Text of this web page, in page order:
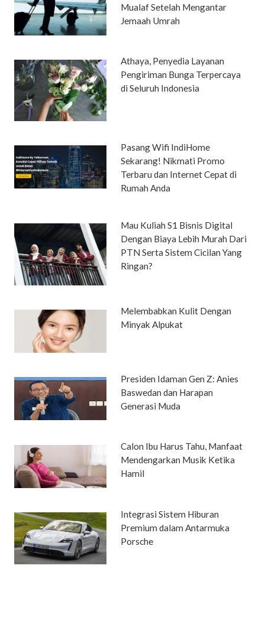
Mualaf Setelah Mengantar
Jemaah Umrah
Athaya, Penyedia Layanan
Pengiriman Bunga Terpercaya
di Seluruh Indonesia
Pasang Wifi IndiHome
Sekarang! Nikmati Promo
Terbaru dan Internet Cepat di
Rumah Anda
Mau Kuliah S1 Bisnis Digital
Dengan Biaya Lebih Murah Dari
PTN Serta Sistem Cicilan Yang
Ringan?
Melembabkan Kulit Dengan
Minyak Alpukat
Presiden Idaman Gen Z: Anies
Baswedan dan Harapan
Generasi Muda
Calon Ibu Harus Tahu, Manfaat
Mendengarkan Musik Ketika
Hamil
Integrasi Sistem Hiburan
Premium dalam Antarmuka
Porsche